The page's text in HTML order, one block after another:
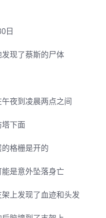
日
现了蔡斯的尸体
夜到凌晨两点之间
下面
格栅是开的
是意外坠落身亡
上发现了血迹和头发